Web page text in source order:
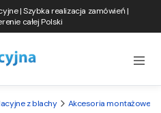
| Szybka realizacja zamówień |
całej Polski
z blachy Akcesoria montażowe